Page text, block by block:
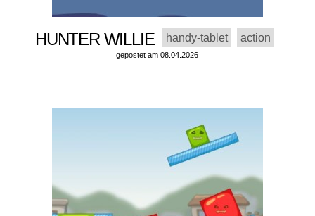
HUNTER WILLIE handy-tablet action
gepostet am 08.04.2026